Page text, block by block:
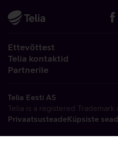
Ettevõttest
Telia kontaktid
Partnerile
Telia Eesti AS
Telia is a registered Trademark
PrivaatsusteadeKüpsiste